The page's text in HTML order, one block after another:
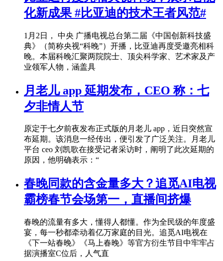
化新成果 #比亚迪的技术王者风范#
1月2日， 中央 广播电视总台第二届《中国创新科技盛
典》（简称央视“科晚”）开播，比亚迪再度受邀亮相科
晚。本届科晚汇聚两院院士、顶尖科学家、艺术家及产
业领军人物，涵盖具
月老儿 app 延期发布，CEO 称：七
夕非情人节​
原定于七夕前夜发布正式版的月老儿 app，近日突然宣
布延期。该消息一经传出，便引发了广泛关注。月老儿
平台 ceo 刘凯歌在接受记者采访时，阐明了此次延期的
原因，他明确表示：“
春晚同款的含金量多大？追觅AI电视
霸榜春节会场第一，直播间挤爆
春晚的流量有多大，懂得人都懂。作为全民级的年度盛
宴，每一秒都牵动着亿万家庭的目光。追觅AI电视在
《下一站春晚》《马上春晚》等官方衍生节目中牢牢占
据演播室C位后，人气直